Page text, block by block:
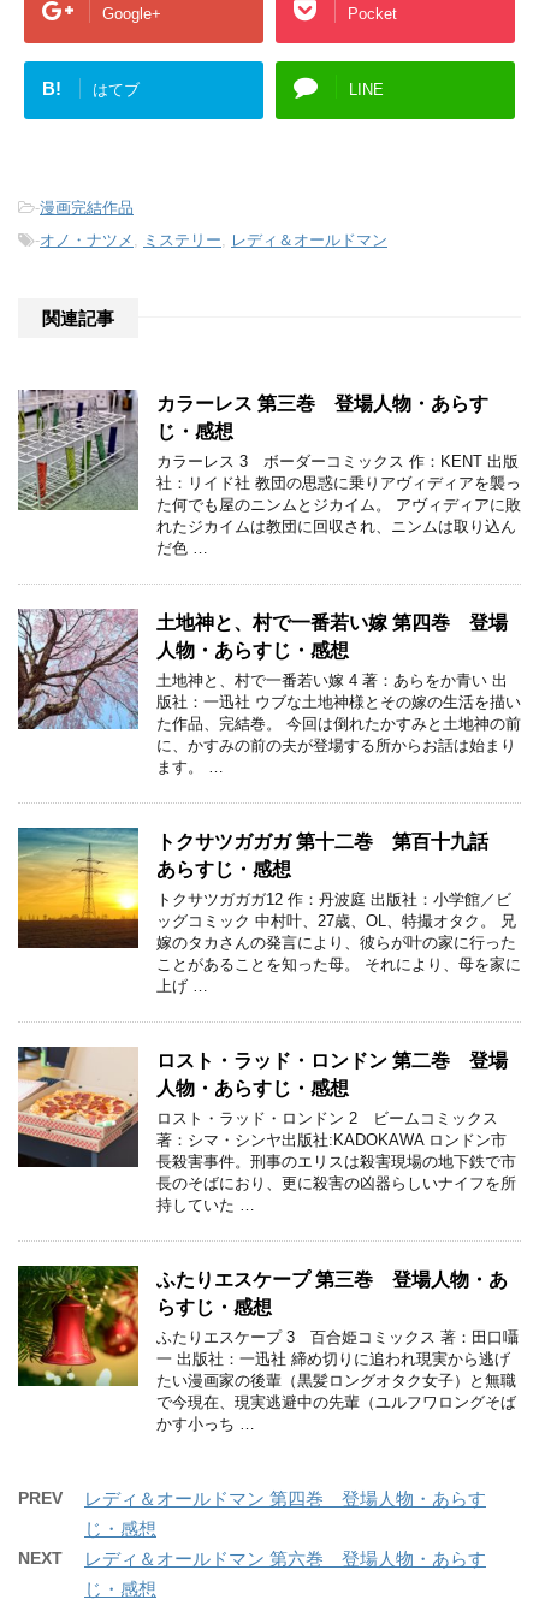
Google+ Pocket
B! はてブ LINE
-漫画完結作品
-オノ・ナツメ ミステリー レディ＆オールドマン
関連記事
カラーレス 第三巻 登場人物・あらす
じ・感想
カラーレス 3 ボーダーコミックス 作：KENT 出版
社：リイド社 教団の思惑に乗りアヴィディアを襲っ
た何でも屋のニンムとジカイム。 アヴィディアに敗
れたジカイムは教団に回収され、ニンムは取り込ん
だ色 …
土地神と、村で一番若い嫁 第四巻 登場
人物・あらすじ・感想
土地神と、村で一番若い嫁 4 著：あらをか青い 出
版社：一迅社 ウブな土地神様とその嫁の生活を描い
た作品、完結巻。 今回は倒れたかすみと土地神の前
に、かすみの前の夫が登場する所からお話は始まり
ます。 …
トクサツガガガ 第十二巻 第百十九話
あらすじ・感想
トクサツガガガ12 作：丹波庭 出版社：小学館／ビ
ッグコミック 中村叶、27歳、OL、特撮オタク。 兄
嫁のタカさんの発言により、彼らが叶の家に行った
ことがあることを知った母。 それにより、母を家に
上げ …
ロスト・ラッド・ロンドン 第二巻 登場
人物・あらすじ・感想
ロスト・ラッド・ロンドン 2 ビームコミックス
著：シマ・シンヤ出版社:KADOKAWA ロンドン市
長殺害事件。刑事のエリスは殺害現場の地下鉄で市
長のそばにおり、更に殺害の凶器らしいナイフを所
持していた …
ふたりエスケープ 第三巻 登場人物・あ
らすじ・感想
ふたりエスケープ 3 百合姫コミックス 著：田口囁
一 出版社：一迅社 締め切りに追われ現実から逃げ
たい漫画家の後輩（黒髪ロングオタク女子）と無職
で今現在、現実逃避中の先輩（ユルフワロングそば
かす小っち …
PREV
レディ＆オールドマン 第四巻 登場人物・あらす
じ・感想
NEXT
レディ＆オールドマン 第六巻 登場人物・あらす
じ・感想